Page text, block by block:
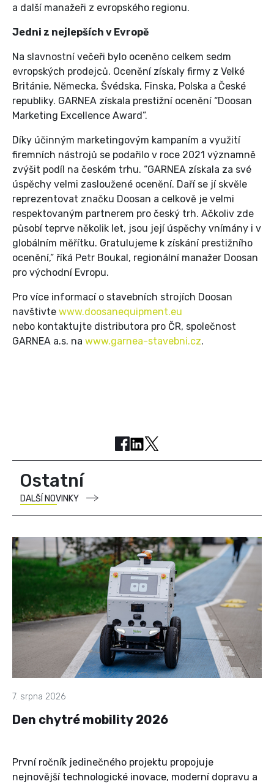
a další manažeři z evropského regionu.
Jedni z nejlepších v Evropě
Na slavnostní večeři bylo oceněno celkem sedm
evropských prodejců. Ocenění získaly firmy z Velké
Británie, Německa, Švédska, Finska, Polska a České
republiky. GARNEA získala prestižní ocenění “Doosan
Marketing Excellence Award”.
Díky účinným marketingovým kampaním a využití
firemních nástrojů se podařilo v roce 2021 významně
zvýšit podíl na českém trhu. “GARNEA získala za své
úspěchy velmi zasloužené ocenění. Daří se jí skvěle
reprezentovat značku Doosan a celkově je velmi
respektovaným partnerem pro český trh. Ačkoliv zde
působí teprve několik let, jsou její úspěchy vnímány i v
globálním měřítku. Gratulujeme k získání prestižního
ocenění,” říká Petr Boukal, regionální manažer Doosan
pro východní Evropu.
Pro více informací o stavebních strojích Doosan
navštivte www.doosanequipment.eu
nebo kontaktujte distributora pro ČR, společnost
GARNEA a.s. na www.garnea-stavebni.cz.
Ostatní
DALŠÍ NOVINKY
7. srpna 2026
Den chytré mobility 2026
První ročník jedinečného projektu propojuje
nejnovější technologické inovace, moderní dopravu a